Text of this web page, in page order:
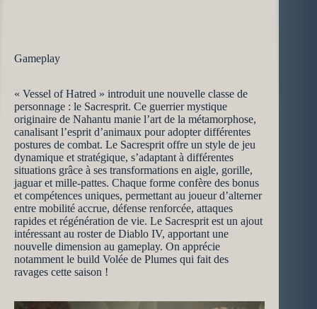
Gameplay
« Vessel of Hatred » introduit une nouvelle classe de
personnage : le Sacresprit. Ce guerrier mystique
originaire de Nahantu manie l’art de la métamorphose,
canalisant l’esprit d’animaux pour adopter différentes
postures de combat. Le Sacresprit offre un style de jeu
dynamique et stratégique, s’adaptant à différentes
situations grâce à ses transformations en aigle, gorille,
jaguar et mille-pattes. Chaque forme confère des bonus
et compétences uniques, permettant au joueur d’alterner
entre mobilité accrue, défense renforcée, attaques
rapides et régénération de vie. Le Sacresprit est un ajout
intéressant au roster de Diablo IV, apportant une
nouvelle dimension au gameplay. On apprécie
notamment le build Volée de Plumes qui fait des
ravages cette saison !